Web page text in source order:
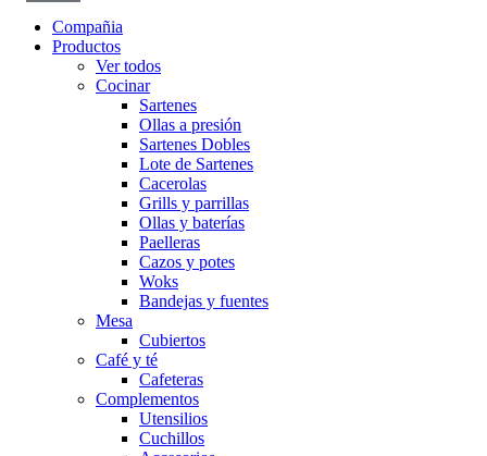
Compañia
Productos
Ver todos
Cocinar
Sartenes
Ollas a presión
Sartenes Dobles
Lote de Sartenes
Cacerolas
Grills y parrillas
Ollas y baterías
Paelleras
Cazos y potes
Woks
Bandejas y fuentes
Mesa
Cubiertos
Café y té
Cafeteras
Complementos
Utensilios
Cuchillos